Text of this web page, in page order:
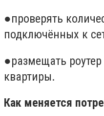
●проверять
подключённых к
●размещать
квартиры.
Как меняется